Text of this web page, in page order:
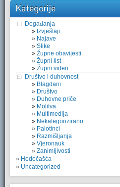
Kategorije
Događanja
Izvještaji
Najave
Slike
Župne obavijesti
Župni list
Župni video
Društvo i duhovnost
Blagdani
Društvo
Duhovne priče
Molitva
Multimedija
Nekategorizirano
Palotinci
Razmišljanja
Vjeronauk
Zanimljivosti
Hodočašća
Uncategorized